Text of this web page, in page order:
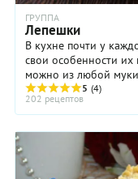
ГРУППА
Лепешки
В кухне почти у
свои особенности их
можно из любой
ржаной, гороховой,
5 (4)
202 рецептов